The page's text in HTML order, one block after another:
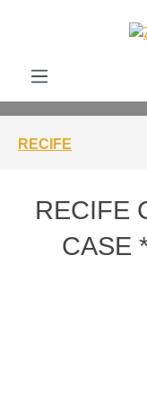
RECIFE
RECIFE
CASE